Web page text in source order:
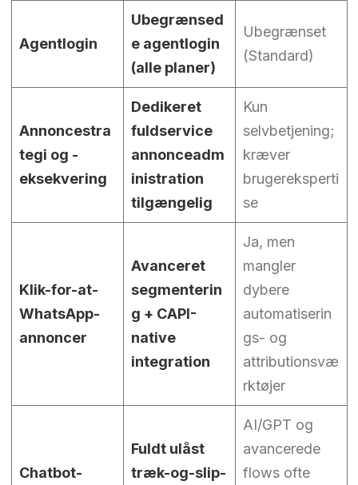
Agentlogin
Ubegrænsed
e agentlogin
(alle planer)
Ubegrænset
(Standard)
Annoncestra
tegi og -
eksekvering
Dedikeret
fuldservice
annonceadm
inistration
tilgængelig
Kun
selvbetjening;
kræver
brugereksperti
se
Klik-for-at-
WhatsApp-
annoncer
Avanceret
segmenterin
g + CAPI-
native
integration
Ja, men
mangler
dybere
automatiserin
gs- og
attributionsvæ
rktøjer
Chatbot-
Fuldt ulåst
træk-og-slip-
AI/GPT og
avancerede
flows ofte